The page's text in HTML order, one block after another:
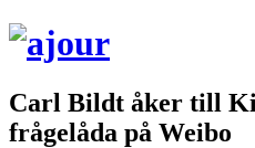
Carl Bildt åker till
frågelåda på Weibo